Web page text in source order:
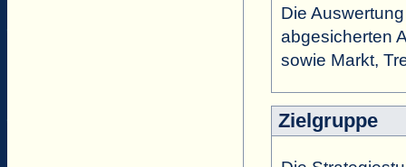
Die
abgesicherten
sowie Markt,
Zielgruppe